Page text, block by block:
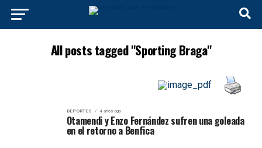
All posts tagged "Sporting Braga"
DEPORTES 4 años ago
Otamendi y Enzo Fernández sufren una goleada
en el retorno a Benfica